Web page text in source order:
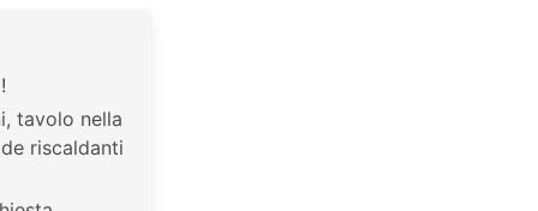
tavolo nella
riscaldanti